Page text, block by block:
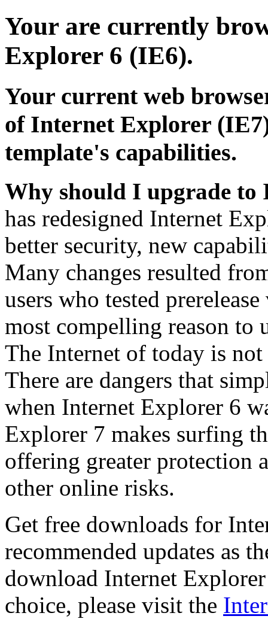
Your are currently
Explorer 6 (IE6).
Your current web
of Internet Explorer
template's capabilities.
Why should I upgrade to
has redesigned Internet
better security, new
Many changes resulted
users who tested
most compelling reason to
The Internet of today is
There are dangers that
when Internet Explorer 6
Explorer 7 makes surfing
offering greater protection
other online risks.
Get free downloads for
recommended updates as
download Internet
choice, please visit the